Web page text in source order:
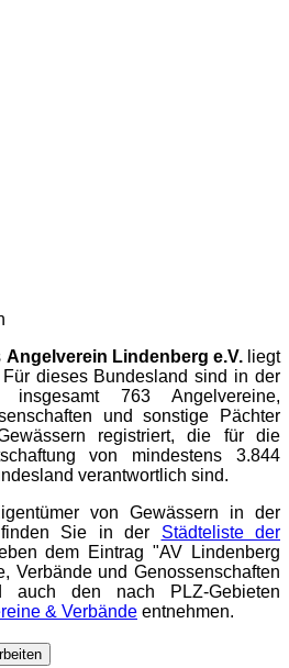
Angelverein Lindenberg e.V.liegt
Für dieses Bundesland sind in der
insgesamt 763 Angelvereine,
und sonstige Pächter
registriert, die für die
von mindestens 3.844
verantwortlich sind.
von Gewässern in der
Sie in der Städteliste der
dem Eintrag "AV Lindenberg
Verbände und Genossenschaften
auch den nach PLZ-Gebieten
& Verbände entnehmen.